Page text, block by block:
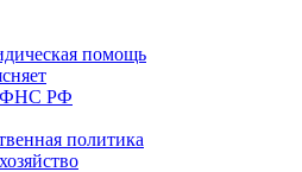
помощь
РФ
политика